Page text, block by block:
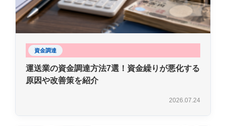
資金調達
運送業の資金調達方法7選！資金繰りが悪化する
原因や改善策を紹介
2026.07.24